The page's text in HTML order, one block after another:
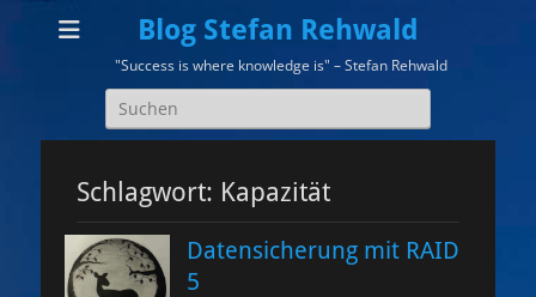
Blog Stefan Rehwald
"Success is where knowledge is" – Stefan Rehwald
Suchen
nach:
Schlagwort: Kapazität
Datensicherung mit RAID
5